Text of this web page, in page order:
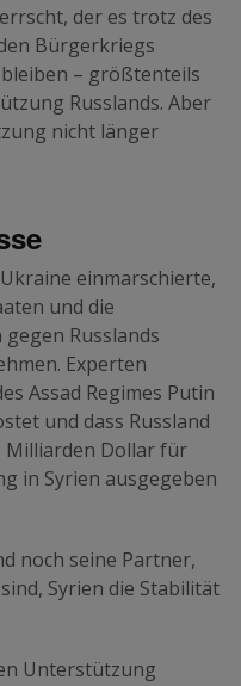
der es trotz des
Bürgerkriegs
– größtenteils
Russlands. Aber
nicht länger
einmarschierte,
und die
Russlands
Experten
Assad Regimes Putin
und dass Russland
Milliarden Dollar für
in Syrien ausgegeben
noch seine Partner,
Syrien die Stabilität
Unterstützung